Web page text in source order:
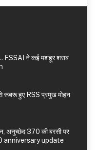
ने कई मशहूर शराब
रूबरू हुए RSS प्रमुख मोहन
अनुच्छेद 370 की बरसी पर
anniversary update